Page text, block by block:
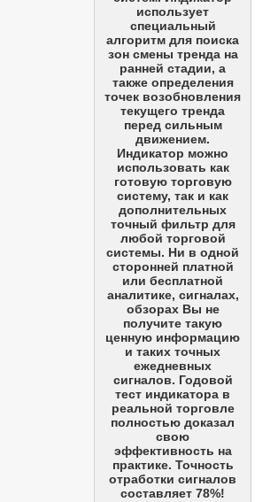
использует
специальный
алгоритм для поиска
зон смены тренда на
ранней стадии, а
также определения
точек возобновления
текущего тренда
перед сильным
движением.
Индикатор можно
использовать как
готовую торговую
систему, так и как
дополнительных
точный фильтр для
любой торговой
системы. Ни в одной
сторонней платной
или бесплатной
аналитике, сигналах,
обзорах Вы не
получите такую
ценную информацию
и таких точных
ежедневных
сигналов. Годовой
тест индикатора в
реальной торговле
полностью доказал
свою
эффективность на
практике. Точность
отработки сигналов
составляет 78%!